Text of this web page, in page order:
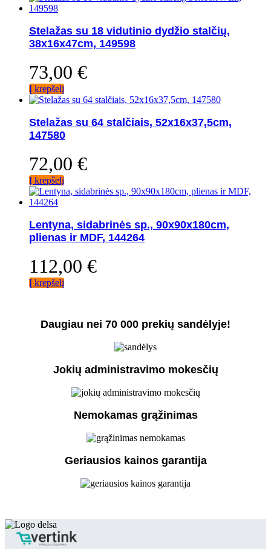
Stelažas su 18 vidutinio dydžio stalčių,
38x16x47cm, 149598
73,00 €
Į krepšelį
Stelažas su 64 stalčiais, 52x16x37,5cm,
147580
72,00 €
Į krepšelį
Lentyna, sidabrinės sp., 90x90x180cm,
plienas ir MDF, 144264
112,00 €
Į krepšelį
Daugiau nei 70 000 prekių sandėlyje!
Jokių administravimo mokesčių
Nemokamas grąžinimas
Geriausios kainos garantija